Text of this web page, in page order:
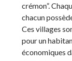
crémon”.
chacun
Ces villages
pour un
économiques